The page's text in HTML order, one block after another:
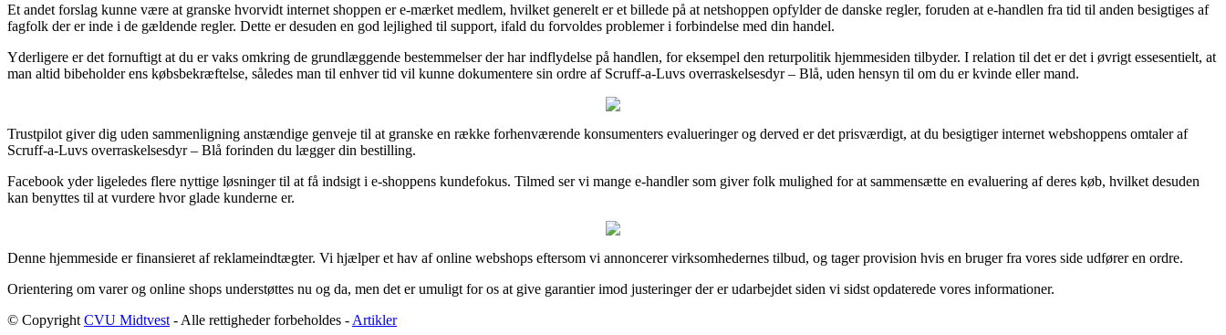
Et andet forslag kunne være at granske hvorvidt internet shoppen er e-mærket medlem, hvilket generelt er et billede på at netshoppen opfylder de danske regler, foruden at e-handlen fra tid til anden besigtiges af
fagfolk der er inde i de gældende regler. Dette er desuden en god lejlighed til support, ifald du forvoldes problemer i forbindelse med din handel.
Yderligere er det fornuftigt at du er vaks omkring de grundlæggende bestemmelser der har indflydelse på handlen, for eksempel den returpolitik hjemmesiden tilbyder. I relation til det er det i øvrigt essesentielt, at
man altid bibeholder ens købsbekræftelse, således man til enhver tid vil kunne dokumentere sin ordre af Scruff-a-Luvs overraskelsesdyr – Blå, uden hensyn til om du er kvinde eller mand.
Trustpilot giver dig uden sammenligning anstændige genveje til at granske en række forhenværende konsumenters evalueringer og derved er det prisværdigt, at du besigtiger internet webshoppens omtaler af
Scruff-a-Luvs overraskelsesdyr – Blå forinden du lægger din bestilling.
Facebook yder ligeledes flere nyttige løsninger til at få indsigt i e-shoppens kundefokus. Tilmed ser vi mange e-handler som giver folk mulighed for at sammensætte en evaluering af deres køb, hvilket desuden
kan benyttes til at vurdere hvor glade kunderne er.
Denne hjemmeside er finansieret af reklameindtægter. Vi hjælper et hav af online webshops eftersom vi annoncerer virksomhedernes tilbud, og tager provision hvis en bruger fra vores side udfører en ordre.
Orientering om varer og online shops understøttes nu og da, men det er umuligt for os at give garantier imod justeringer der er udarbejdet siden vi sidst opdaterede vores informationer.
© Copyright CVU Midtvest - Alle rettigheder forbeholdes - Artikler